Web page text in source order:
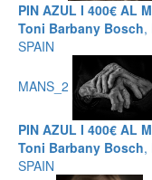
PIN AZUL I 400€ AL
Toni Barbany Bosch,
SPAIN
MANS_2
PIN AZUL I 400€ AL
Toni Barbany Bosch,
SPAIN